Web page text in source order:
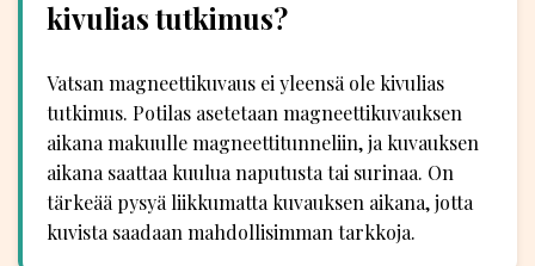
kivulias tutkimus?
Vatsan magneettikuvaus ei yleensä ole kivulias
tutkimus. Potilas asetetaan magneettikuvauksen
aikana makuulle magneettitunneliin, ja kuvauksen
aikana saattaa kuulua naputusta tai surinaa. On
tärkeää pysyä liikkumatta kuvauksen aikana, jotta
kuvista saadaan mahdollisimman tarkkoja.